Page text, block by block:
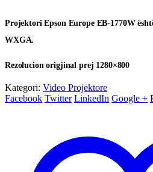
Projektori Epson Europe EB-1770W
WXGA.
Rezolucion origjinal prej 1280×800
Kategori: Video Projektore
Facebook Twitter LinkedIn Google +